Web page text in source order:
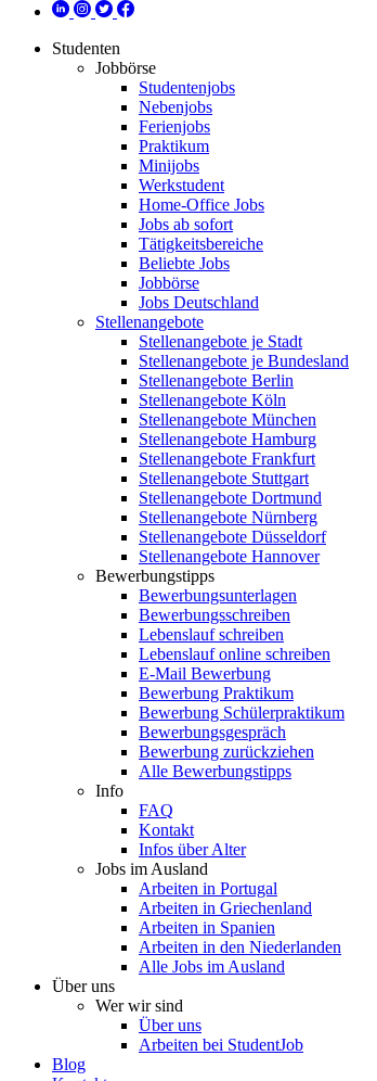
Studenten
Jobbörse
Studentenjobs
Nebenjobs
Ferienjobs
Praktikum
Minijobs
Werkstudent
Home-Office Jobs
Jobs ab sofort
Tätigkeitsbereiche
Beliebte Jobs
Jobbörse
Jobs Deutschland
Stellenangebote
Stellenangebote je Stadt
Stellenangebote je Bundesland
Stellenangebote Berlin
Stellenangebote Köln
Stellenangebote München
Stellenangebote Hamburg
Stellenangebote Frankfurt
Stellenangebote Stuttgart
Stellenangebote Dortmund
Stellenangebote Nürnberg
Stellenangebote Düsseldorf
Stellenangebote Hannover
Bewerbungstipps
Bewerbungsunterlagen
Bewerbungsschreiben
Lebenslauf schreiben
Lebenslauf online schreiben
E-Mail Bewerbung
Bewerbung Praktikum
Bewerbung Schülerpraktikum
Bewerbungsgespräch
Bewerbung zurückziehen
Alle Bewerbungstipps
Info
FAQ
Kontakt
Infos über Alter
Jobs im Ausland
Arbeiten in Portugal
Arbeiten in Griechenland
Arbeiten in Spanien
Arbeiten in den Niederlanden
Alle Jobs im Ausland
Über uns
Wer wir sind
Über uns
Arbeiten bei StudentJob
Blog